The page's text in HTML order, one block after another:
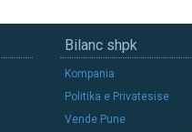
Bilanc shpk
Kompania
Politika e Privatesise
Vende Pune